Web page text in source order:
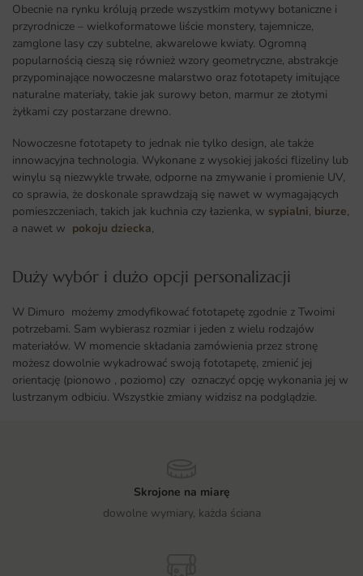
Obecnie na rynku królują przede wszystkim motywy botaniczne i
przyrodnicze – wielkoformatowe liście monstery, tajemnicze,
zamglone lasy czy subtelne, akwarelowe kwiaty. Ogromną
popularnością cieszą się również wzory geometryczne, abstrakcje
przypominające nowoczesne malarstwo oraz fototapety imitujące
naturalne materiały, takie jak surowy beton, marmur ze złotymi
żyłkami czy postarzane drewno.
Nowoczesne fototapety to jednak nie tylko design, ale także
innowacyjna technologia. Wykonane z wysokiej jakości flizeliny lub
winylu są niezwykle trwałe, odporne na zmywanie i promienie UV,
co sprawia, że doskonale sprawdzają się nawet w wymagających
pomieszczeniach, takich jak kuchnia czy łazienka, w sypialni, biurze,
a nawet w pokoju dziecka,
Duży wybór i dużo opcji personalizacji ​
W Dimuro możemy zmodyfikować fototapetę zgodnie z Twoimi
potrzebami. Sam wybierasz rozmiar i jeden z wielu rodzajów
materiałów. W momencie składania zamówienia przez stronę
możesz dowolnie wykadrować swoją fototapetę, zmienić jej
orientację (pionowo , poziomo) czy oznaczyć opcję wykonania jej w
lustrzanym odbiciu. Wszystkie zmiany widzisz na podglądzie.
Skrojone na miarę
dowolne wymiary, każda ściana